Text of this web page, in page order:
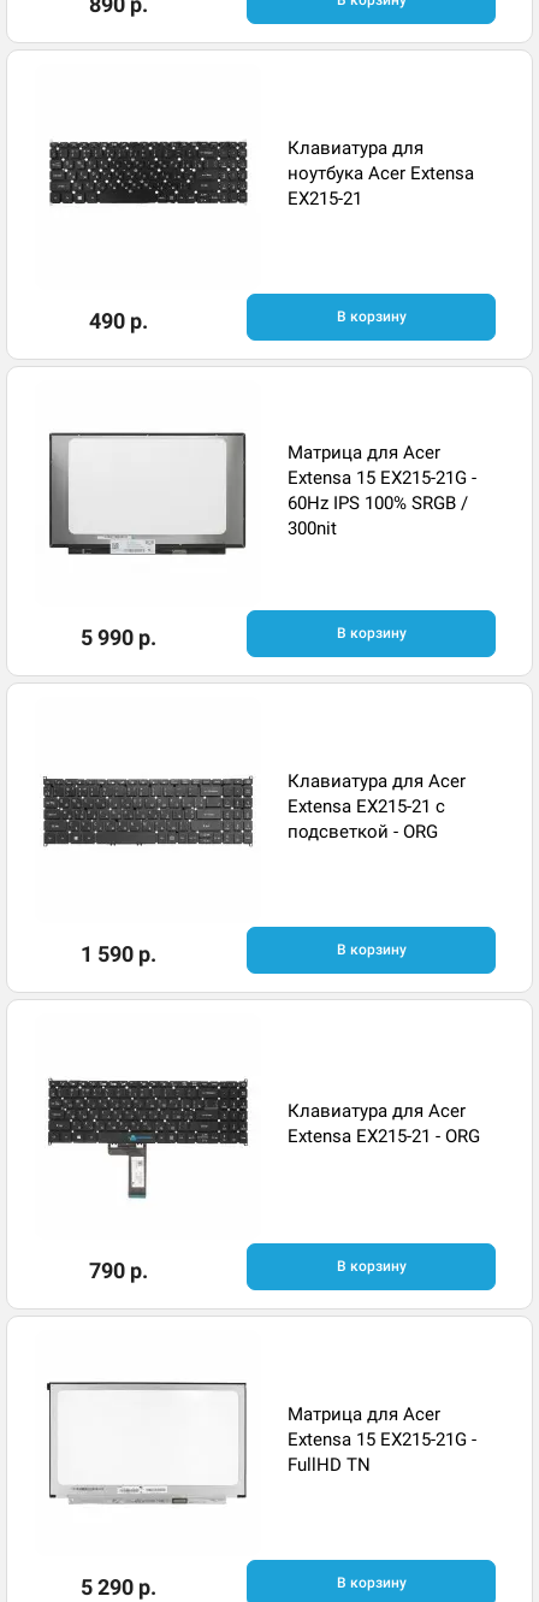
Клавиатура для
ноутбука Acer Extensa
EX215-21
490 р. В корзину
Матрица для Acer
Extensa 15 EX215-21G -
60Hz IPS 100% SRGB /
300nit
5 990 р. В корзину
Клавиатура для Acer
Extensa EX215-21 с
подсветкой - ORG
1 590 р. В корзину
Клавиатура для Acer
Extensa EX215-21 - ORG
790 р. В корзину
Матрица для Acer
Extensa 15 EX215-21G -
FullHD TN
5 290 р. В корзину